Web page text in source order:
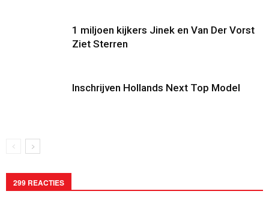
1 miljoen kijkers Jinek en Van Der Vorst
Ziet Sterren
Inschrijven Hollands Next Top Model
299 REACTIES